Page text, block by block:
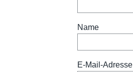
Name
E-Mail-Adresse